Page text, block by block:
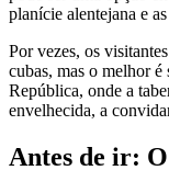
planície alentejana e
Por vezes, os
cubas, mas o melhor
República, onde a
envelhecida, a
Antes de ir: